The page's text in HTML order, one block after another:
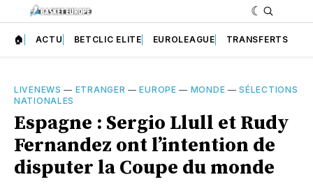
🏠 ACTU BETCLIC ELITE EUROLEAGUE TRANSFERTS
LIVENEWS — ETRANGER —EUROPE — MONDE —SÉLECTIONS
NATIONALES
Espagne : Sergio Llull et Rudy
Fernandez ont l’intention de
disputer la Coupe du monde